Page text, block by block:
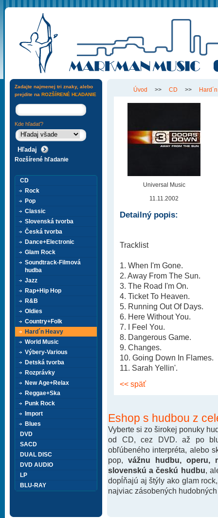
Úvod >> CD >>
Universal Music
11.11.2002
Detailný popis:
Tracklist
1. When I'm Gone.
2. Away From The Sun.
3. The Road I'm On.
4. Ticket To Heaven.
5. Running Out Of Days.
6. Here Without You.
7. I Feel You.
8. Dangerous Game.
9. Changes.
10. Going Down In Flames.
11. Sarah Yellin'.
<< späť
Eshop s hudbou z
Vyberte si zo širokej ponuky
od CD, cez DVD. až po
obľúbeného interpréta, alebo
pop, vážnu hudbu, operu,
slovenskú a českú hudbu ,
dopĺňajú aj štýly ako glam
najviac zásobených
Zadajte najmenej tri znaky, alebo
prejdite na ROZŠÍRENÉ HĽADANIE
Kde hľadať?
Rozšírené hľadanie
CD
Rock
Pop
Classic
Slovenská tvorba
Česká tvorba
Dance+Electronic
Glam Rock
Soundtrack-Filmová
hudba
Jazz
Rap+Hip Hop
R&B
Oldies
Country+Folk
Hard´n Heavy
World Music
Výbery-Various
Detská tvorba
Rozprávky
New Age+Relax
Reggae+Ska
Punk Rock
Import
Blues
DVD
SACD
DUAL DISC
DVD AUDIO
LP
BLU-RAY